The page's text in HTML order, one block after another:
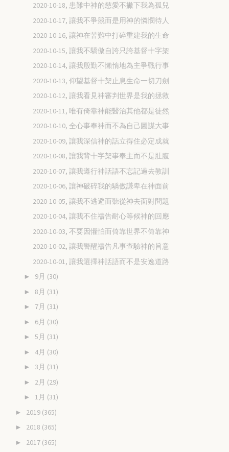
2020-10-18, 患難中神的慈愛不撇下我為孤兒
2020-10-17, 讓我不爭競而是用神的憐憫待人
2020-10-16, 讓神在苦難中打碎重建我的生命
2020-10-15, 讓我不驕傲自誇只誇基督十字架
2020-10-14, 讓我殷勤不懶惰地為主爭戰行事
2020-10-13, 仰望基督十架止息生命一切刀劍
2020-10-12, 讓我看見神審判世界是我的拯救
2020-10-11, 唯有倚靠神能醫治其他都是徒然
2020-10-10, 全心事奉神而不為自己圖謀大事
2020-10-09, 讓我深信神的話立得住必定成就
2020-10-08, 讓我背十字架事奉主而不是肚腹
2020-10-07, 讓我遵行神話語不忘記過去教訓
2020-10-06, 讓神破碎我的驕傲謙卑在神面前
2020-10-05, 讓我不逃避而聽從神去面對問題
2020-10-04, 讓我不住禱告耐心等候神的回應
2020-10-03, 不要因懼怕而倚靠世界不倚靠神
2020-10-02, 讓我警醒禱告凡事查驗神的旨意
2020-10-01, 讓我選擇神話語而不是安逸道路
► 9月 (30)
► 8月 (31)
► 7月 (31)
► 6月 (30)
► 5月 (31)
► 4月 (30)
► 3月 (31)
► 2月 (29)
► 1月 (31)
► 2019 (365)
► 2018 (365)
► 2017 (365)